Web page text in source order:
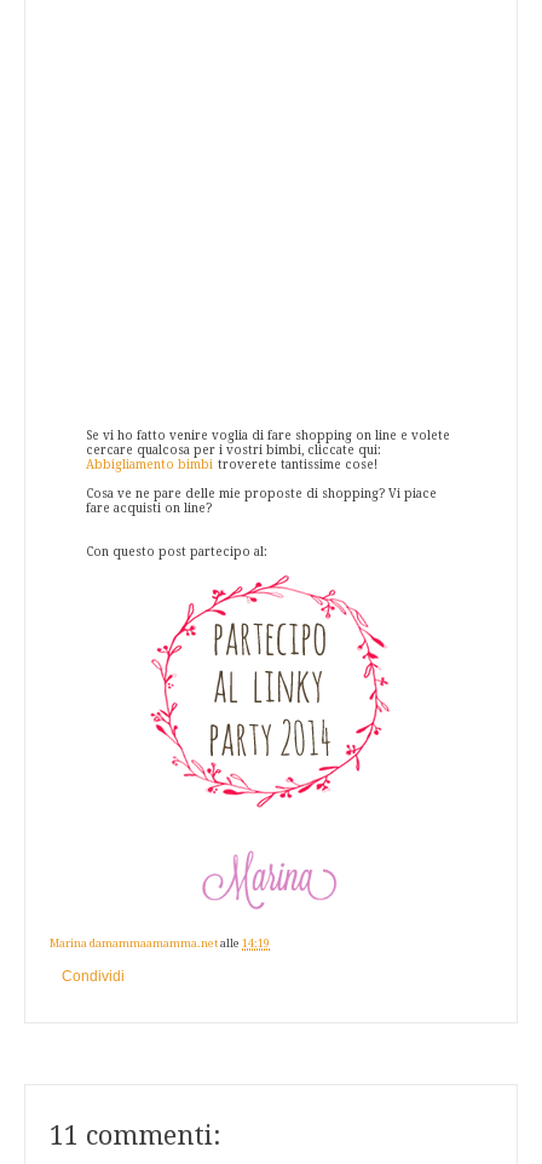
Se vi ho fatto venire voglia di fare shopping on line e volete
cercare qualcosa per i vostri bimbi, cliccate qui:
Abbigliamento bimbi troverete tantissime cose!
Cosa ve ne pare delle mie proposte di shopping? Vi piace
fare acquisti on line?
Con questo post partecipo al:
Marina damammaamamma.net alle 14:19
Condividi
11 commenti: